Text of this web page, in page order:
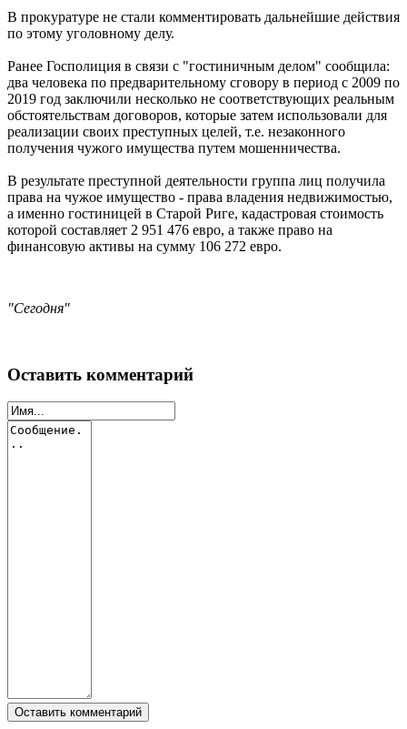
В прокуратуре не стали комментировать дальнейшие действия
по этому уголовному делу.
Ранее Госполиция в связи с "гостиничным делом" сообщила:
два человека по предварительному сговору в период с 2009 по
2019 год заключили несколько не соответствующих реальным
обстоятельствам договоров, которые затем использовали для
реализации своих преступных целей, т.е. незаконного
получения чужого имущества путем мошенничества.
В результате преступной деятельности группа лиц получила
права на чужое имущество - права владения недвижимостью,
а именно гостиницей в Старой Риге, кадастровая стоимость
которой составляет 2 951 476 евро, а также право на
финансовую активы на сумму 106 272 евро.
"Сегодня"
Оставить комментарий